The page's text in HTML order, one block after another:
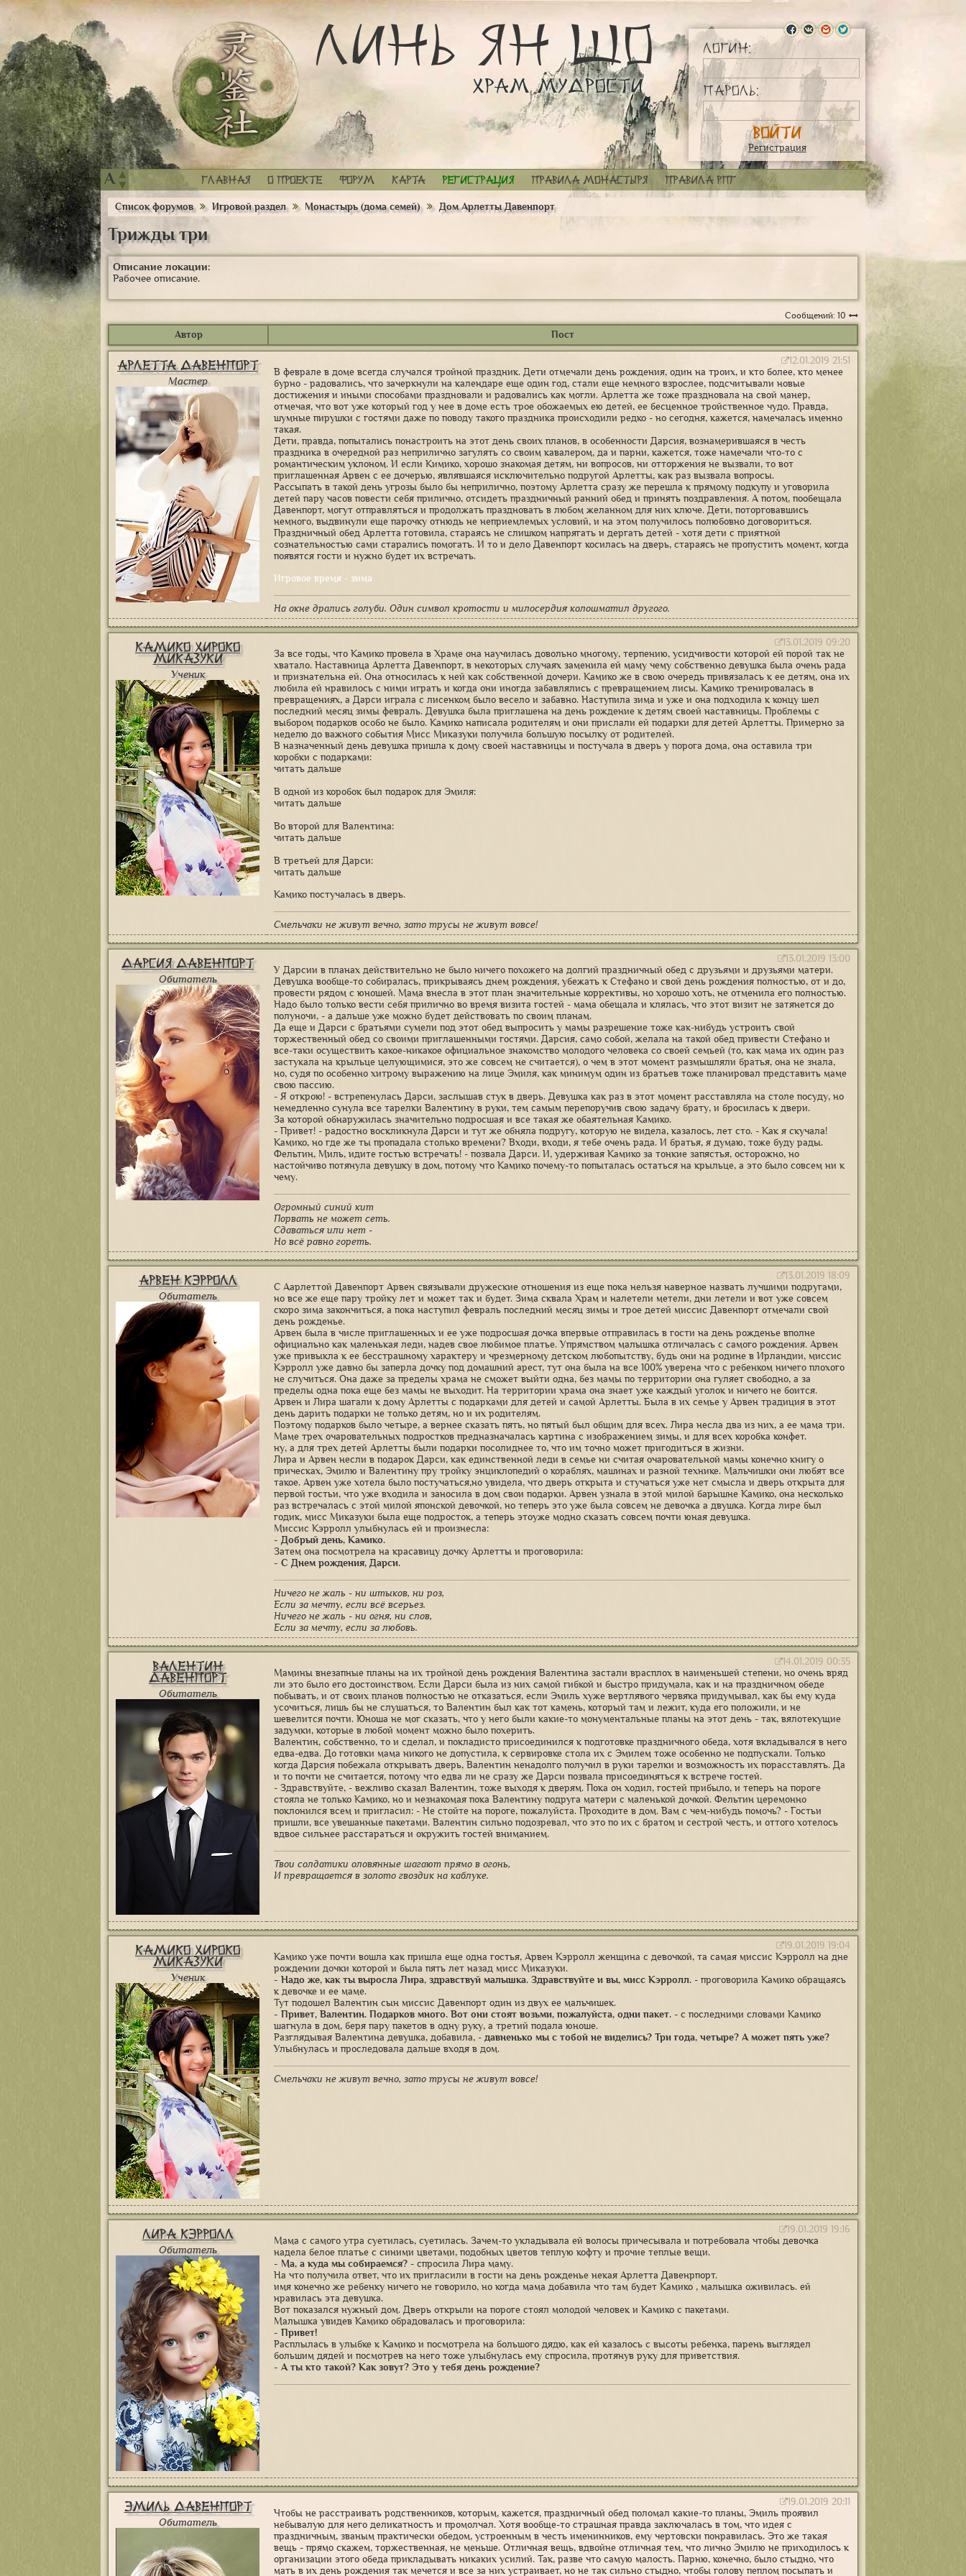
Логин:
Пароль:
Регистрация
A ▲
▼ Главная О проекте Форум Карта Регистрация Правила монастыря Правила РПГ
Список форумов Игровой раздел Монастырь (дома семей) Дом Арлетты Давенпорт
Трижды три
Описание локации:
Рабочее описание.
Сообщений: 10
Автор Пост
Арлетта Давенпорт
Мастер
12.01.2019 21:51
В феврале в доме всегда случался тройной праздник. Дети отмечали день рождения, один на троих, и кто более, кто менее
бурно - радовались, что зачеркнули на календаре еще один год, стали еще немного взрослее, подсчитывали новые
достижения и иными способами праздновали и радовались как могли. Арлетта же тоже праздновала на свой манер,
отмечая, что вот уже который год у нее в доме есть трое обожаемых ею детей, ее бесценное тройственное чудо. Правда,
шумные пирушки с гостями даже по поводу такого праздника происходили редко - но сегодня, кажется, намечалась именно
такая.
Дети, правда, попытались понастроить на этот день своих планов, в особенности Дарсия, вознамерившаяся в честь
праздника в очередной раз неприлично загулять со своим кавалером, да и парни, кажется, тоже намечали что-то с
романтическим уклоном. И если Кимико, хорошо знакомая детям, ни вопросов, ни отторжения не вызвали, то вот
приглашенная Арвен с ее дочерью, являвшаяся исключительно подругой Арлетты, как раз вызвала вопросы.
Рассыпать в такой день угрозы было бы неприлично, поэтому Арлетта сразу же перешла к прямому подкупу и уговорила
детей пару часов повести себя прилично, отсидеть праздничный ранний обед и принять поздравления. А потом, пообещала
Давенпорт, могут отправляться и продолжать праздновать в любом желанном для них ключе. Дети, поторговавшись
немного, выдвинули еще парочку отнюдь не неприемлемых условий, и на этом получилось полюбовно договориться.
Праздничный обед Арлетта готовила, стараясь не слишком напрягать и дергать детей - хотя дети с приятной
сознательностью сами старались помогать. И то и дело Давенпорт косилась на дверь, стараясь не пропустить момент, когда
появятся гости и нужно будет их встречать.
Игровое время - зима
На окне дрались голуби. Один символ кротости и милосердия колошматил другого.
Камико Хироко
Миказуки
Ученик
13.01.2019 09:20
За все годы, что Камико провела в Храме она научилась довольно многому, терпению, усидчивости которой ей порой так не
хватало. Наставница Арлетта Давенпорт, в некоторых случаях заменила ей маму чему собственно девушка была очень рада
и признательна ей. Она относилась к ней как собственной дочери. Камико же в свою очередь привязалась к ее детям, она их
любила ей нравилось с ними играть и когда они иногда забавлялись с превращением лисы. Камико тренировалась в
превращениях, а Дарси играла с лисенком было весело и забавно. Наступила зима и уже и она подходила к концу шел
последний месяц зимы февраль. Девушка была приглашена на день рождение к детям своей наставницы. Проблемы с
выбором подарков особо не было. Камико написала родителям и они прислали ей подарки для детей Арлетты. Примерно за
неделю до важного события Мисс Миказуки получила большую посылку от родителей.
В назначенный день девушка пришла к дому своей наставницы и постучала в дверь у порога дома, она оставила три
коробки с подарками:
читать дальше
В одной из коробок был подарок для Эмиля:
читать дальше
Во второй для Валентина:
читать дальше
В третьей для Дарси:
читать дальше
Камико постучалась в дверь.
Смельчаки не живут вечно, зато трусы не живут вовсе!
Дарсия Давенпорт
Обитатель
13.01.2019 13:00
У Дарсии в планах действительно не было ничего похожего на долгий праздничный обед с друзьями и друзьями матери.
Девушка вообще-то собиралась, прикрываясь днем рождения, убежать к Стефано и свой день рождения полностью, от и до,
провести рядом с юношей. Мама внесла в этот план значительные коррективы, но хорошо хоть, не отменила его полностью.
Надо было только вести себя прилично во время визита гостей - мама обещала и клялась, что этот визит не затянется до
полуночи, - а дальше уже можно будет действовать по своим планам.
Да еще и Дарси с братьями сумели под этот обед выпросить у мамы разрешение тоже как-нибудь устроить свой
торжественный обед со своими приглашенными гостями. Дарсия, само собой, желала на такой обед привести Стефано и
все-таки осуществить какое-никакое официальное знакомство молодого человека со своей семьей (то, как мама их один раз
застукала на крыльце целующимися, это же совсем не считается), о чем в этот момент размышляли братья, она не знала,
но, судя по особенно хитрому выражению на лице Эмиля, как минимум один из братьев тоже планировал представить маме
свою пассию.
- Я открою! - встрепенулась Дарси, заслышав стук в дверь. Девушка как раз в этот момент расставляла на столе посуду, но
немедленно сунула все тарелки Валентину в руки, тем самым перепоручив свою задачу брату, и бросилась к двери.
За которой обнаружилась значительно подросшая и все такая же обаятельная Камико.
- Привет! - радостно воскликнула Дарси и тут же обняла подругу, которую не видела, казалось, лет сто. - Как я скучала!
Камико, но где же ты пропадала столько времени? Входи, входи, я тебе очень рада. И братья, я думаю, тоже буду рады.
Фельтин, Миль, идите гостью встречать! - позвала Дарси. И, удерживая Камико за тонкие запястья, осторожно, но
настойчиво потянула девушку в дом, потому что Камико почему-то попыталась остаться на крыльце, а это было совсем ни к
чему.
Огромный синий кит
Порвать не может сеть.
Сдаваться или нет -
Но всё равно гореть.
Арвен Кэрролл
Обитатель
13.01.2019 18:09
С Аарлеттой Давенпорт Арвен связывали дружеские отношения из еще пока нельзя наверное назвать лучшими подругами,
но все же еще пару тройку лет и может так и будет. Зима сквала Храм и налетели метели, дни летели и вот уже совсем
скоро зима закончиться, а пока наступил февраль последний месяц зимы и трое детей миссис Давенпорт отмечали свой
день рожденье.
Арвен была в числе приглашенных и ее уже подросшая дочка впервые отправилась в гости на день рожденье вполне
официально как маленькая леди, надев свое любимое платье. Упрямством малышка отличалась с самого рождения. Арвен
уже привыкла к ее бесстрашному характеру и чрезмерному детском любопытству, будь они на родине в Ирландии, миссис
Кэрролл уже давно бы заперла дочку под домашний арест, тут она была на все 100% уверена что с ребенком ничего плохого
не случиться. Она даже за пределы храма не сможет выйти одна, без мамы по территории она гуляет свободно, а за
пределы одна пока еще без мамы не выходит. На территории храма она знает уже каждый уголок и ничего не боится.
Арвен и Лира шагали к дому Арлетты с подарками для детей и самой Арлетты. Была в их семье у Арвен традиция в этот
день дарить подарки не только детям, но и их родителям.
Поэтому подарков было четыре, а вернее сказать пять, но пятый был общим для всех. Лира несла два из них, а ее мама три.
Маме трех очаровательных подростков предназначалась картина с изображением зимы, и для всех коробка конфет.
ну, а для трех детей Арлетты были подарки посолиднее то, что им точно может пригодиться в жизни.
Лира и Арвен несли в подарок Дарси, как единственной леди в семье ни считая очаровательной мамы конечно книгу о
прическах, Эмилю и Валентину пру тройку энциклопедий о кораблях, машинах и разной технике. Мальчишки они любят все
такое. Арвен уже хотела было постучаться,но увидела, что дверь открыта и стучаться уже нет смысла и дверь открыта для
первой гостьи, что уже входила и заносила в дом свои подарки. Арвен узнала в этой милой барышне Камико, она несколько
раз встречалась с этой милой японской девочкой, но теперь это уже была совсем не девочка а двушка. Когда лире был
годик, мисс Миказуки была еще подросток, а теперь этоуже модно сказать совсем почти юная девушка.
Миссис Кэрролл улыбнулась ей и произнесла:
- Добрый день, Камико.
Затем она посмотрела на красавицу дочку Арлетты и проговорила:
- С Днем рождения, Дарси.
Ничего не жаль - ни штыков, ни роз,
Если за мечту, если всё всерьез.
Ничего не жаль - ни огня, ни слов,
Если за мечту, если за любовь.
Валентин
Давенпорт
Обитатель
14.01.2019 00:35
Мамины внезапные планы на их тройной день рождения Валентина застали врасплох в наименьшей степени, но очень вряд
ли это было его достоинством. Если Дарси была из них самой гибкой и быстро придумала, как и на праздничном обеде
побывать, и от своих планов полностью не отказаться, если Эмиль хуже вертлявого червяка придумывал, как бы ему куда
усочиться, лишь бы не слушаться, то Валентин был как тот камень, который там и лежит, куда его положили, и не
шевелится почти. Юноша не мог сказать, что у него были какие-то монументальные планы на этот день - так, вялотекущие
задумки, которые в любой момент можно было похерить.
Валентин, собственно, то и сделал, и покладисто присоединился к подготовке праздничного обеда, хотя вкладывался в него
едва-едва. До готовки мама никого не допустила, к сервировке стола их с Эмилем тоже особенно не подпускали. Только
когда Дарсия побежала открывать дверь, Валентин ненадолго получил в руки тарелки и возможность их порасставлять. Да
и то почти не считается, потому что едва ли не сразу же Дарси позвала присоединяться к встрече гостей.
- Здравствуйте, - вежливо сказал Валентин, тоже выходя к дверям. Пока он ходил, гостей прибыло, и теперь на пороге
стояла не только Камико, но и незнакомая пока Валентину подруга матери с маленькой дочкой. Фельтин церемонно
поклонился всем и пригласил: - Не стойте на пороге, пожалуйста. Проходите в дом. Вам с чем-нибудь помочь? - Гостьи
пришли, все увешанные пакетами. Валентин сильно подозревал, что это по их с братом и сестрой честь, и оттого хотелось
вдвое сильнее расстараться и окружить гостей вниманием.
Твои солдатики оловянные шагают прямо в огонь,
И превращается в золото гвоздик на каблуке.
Камико Хироко
Миказуки
Ученик
19.01.2019 19:04
Камико уже почти вошла как пришла еще одна гостья, Арвен Кэрролл женщина с девочкой, та самая миссис Кэрролл на дне
рождении дочки которой и была пять лет назад мисс Миказуки.
- Надо же, как ты выросла Лира, здравствуй малышка. Здравствуйте и вы, мисс Кэрролл. - проговорила Камико обращаясь
к девочке и ее маме.
Тут подошел Валентин сын миссис Давенпорт один из двух ее мальчишек.
- Привет, Валентин. Подарков много. Вот они стоят возьми, пожалуйста, одни пакет. - с последними словами Камико
шагнула в дом, беря пару пакетов в одну руку, а третий подала юноше.
Разглядывая Валентина девушка, добавила, - давненько мы с тобой не виделись? Три года, четыре? А может пять уже?
Улыбнулась и проследовала дальше входя в дом.
Смельчаки не живут вечно, зато трусы не живут вовсе!
Лира Кэрролл
Обитатель
19.01.2019 19:16
Мама с самого утра суетилась, суетилась. Зачем-то укладывала ей волосы причесывала и потребовала чтобы девочка
надела белое платье с синими цветами, подобных цветов теплую кофту и прочие теплые вещи.
- Ма, а куда мы собираемся? - спросила Лира маму.
На что получила ответ, что их пригласили в гости на день рожденье некая Арлетта Давенрпорт.
имя конечно же ребенку ничего не говорило, но когда мама добавила что там будет Камико , малышка оживилась. ей
нравилась эта девушка.
Вот показался нужный дом. Дверь открыли на пороге стоял молодой человек и Камико с пакетами.
Малышка увидев Камико обрадовалась и проговорила:
- Привет!
Расплылась в улыбке к Камико и посмотрела на большого дядю, как ей казалось с высоты ребенка, парень выглядел
большим дядей и посмотрев на него тоже улыбнулась ему спросила, протянув руку для приветствия.
- А ты кто такой? Как зовут? Это у тебя день рождение?
Эмиль Давенпорт
Обитатель
19.01.2019 20:11
Чтобы не расстраивать родственников, которым, кажется, праздничный обед поломал какие-то планы, Эмиль проявил
небывалую для него деликатность и промолчал. Хотя вообще-то страшная правда заключалась в том, что идея с
праздничным, званым практически обедом, устроенным в честь именинников, ему чертовски понравилась. Это же такая
вещь - прямо скажем, торжественная, не меньше. Отличная вещь, вдвойне отличная тем, что лично Эмилю не приходилось к
организации этого обеда прикладывать никаких усилий. Так, разве что самую малость. Парню, конечно, было стыдно, что
мать в их день рождения так мечется и все за них устраивает, но не так сильно стыдно, чтобы голову пеплом посыпать и